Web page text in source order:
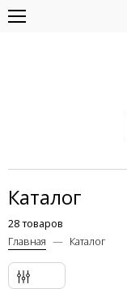
Каталог
28 товаров
Главная
Каталог